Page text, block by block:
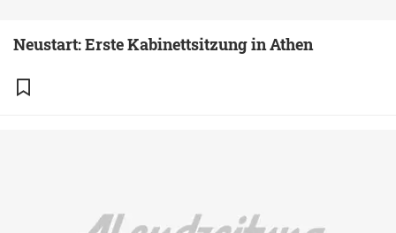
Neustart: Erste Kabinettsitzung in Athen